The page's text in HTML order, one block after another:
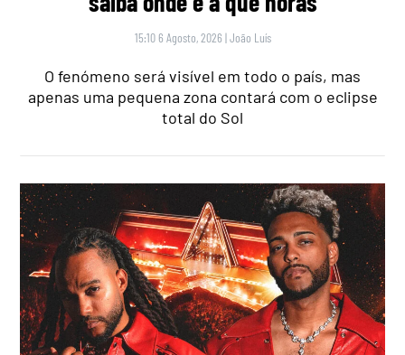
15:10 6 Agosto, 2026 |João Luís
O fenómeno será visível em todo o país, mas
apenas uma pequena zona contará com o eclipse
total do Sol